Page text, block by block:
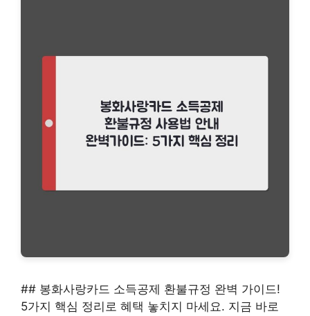
## 봉화사랑카드 소득공제 환불규정 완벽 가이드!
5가지 핵심 정리로 혜택 놓치지 마세요. 지금 바로